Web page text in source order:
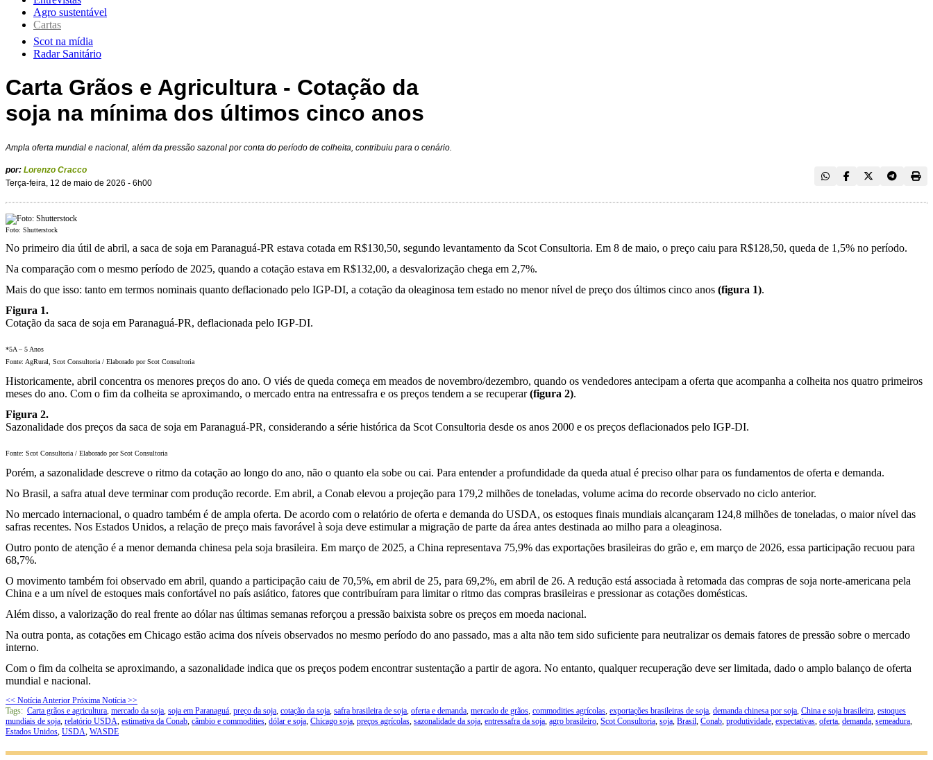
Agro sustentável
Cartas
Scot na mídia
Radar Sanitário
Carta Grãos e Agricultura - Cotação da
soja na mínima dos últimos cinco anos
Ampla oferta mundial e nacional, além da pressão sazonal por conta do período de colheita, contribuiu para o cenário.
por: Lorenzo Cracco
Terça-feira, 12 de maio de 2026 - 6h00
Foto: Shutterstock
No primeiro dia útil de abril, a saca de soja em Paranaguá-PR estava cotada em R$130,50, segundo levantamento da Scot Consultoria. Em 8 de maio, o preço caiu para R$128,50, queda de 1,5% no período.
Na comparação com o mesmo período de 2025, quando a cotação estava em R$132,00, a desvalorização chega em 2,7%.
Mais do que isso: tanto em termos nominais quanto deflacionado pelo IGP-DI, a cotação da oleaginosa tem estado no menor nível de preço dos últimos cinco anos (figura 1).
Figura 1.
Cotação da saca de soja em Paranaguá-PR, deflacionada pelo IGP-DI.
*5A – 5 Anos
Fonte: AgRural, Scot Consultoria / Elaborado por Scot Consultoria
Historicamente, abril concentra os menores preços do ano. O viés de queda começa em meados de novembro/dezembro, quando os vendedores antecipam a oferta que acompanha a colheita nos quatro primeiros
meses do ano. Com o fim da colheita se aproximando, o mercado entra na entressafra e os preços tendem a se recuperar(figura 2).
Figura 2.
Sazonalidade dos preços da saca de soja em Paranaguá-PR, considerando a série histórica da Scot Consultoria desde os anos 2000 e os preços deflacionados pelo IGP-DI.
Fonte: Scot Consultoria / Elaborado por Scot Consultoria
Porém, a sazonalidade descreve o ritmo da cotação ao longo do ano, não o quanto ela sobe ou cai. Para entender a profundidade da queda atual é preciso olhar para os fundamentos de oferta e demanda.
No Brasil, a safra atual deve terminar com produção recorde. Em abril, a Conab elevou a projeção para 179,2 milhões de toneladas, volume acima do recorde observado no ciclo anterior.
No mercado internacional, o quadro também é de ampla oferta. De acordo com o relatório de oferta e demanda do USDA, os estoques finais mundiais alcançaram 124,8 milhões de toneladas, o maior nível das
safras recentes. Nos Estados Unidos, a relação de preço mais favorável à soja deve estimular a migração de parte da área antes destinada ao milho para a oleaginosa.
Outro ponto de atenção é a menor demanda chinesa pela soja brasileira. Em março de 2025, a China representava 75,9% das exportações brasileiras do grão e, em março de 2026, essa participação recuou para
68,7%.
O movimento também foi observado em abril, quando a participação caiu de 70,5%, em abril de 25, para 69,2%, em abril de 26. A redução está associada à retomada das compras de soja norte-americana pela
China e a um nível de estoques mais confortável no país asiático, fatores que contribuíram para limitar o ritmo das compras brasileiras e pressionar as cotações domésticas.
Além disso, a valorização do real frente ao dólar nas últimas semanas reforçou a pressão baixista sobre os preços em moeda nacional.
Na outra ponta, as cotações em Chicago estão acima dos níveis observados no mesmo período do ano passado, mas a alta não tem sido suficiente para neutralizar os demais fatores de pressão sobre o mercado
interno.
Com o fim da colheita se aproximando, a sazonalidade indica que os preços podem encontrar sustentação a partir de agora. No entanto, qualquer recuperação deve ser limitada, dado o amplo balanço de oferta
mundial e nacional.
<< Notícia Anterior Próxima Notícia >>
Tags: Carta grãos e agricultura, mercado da soja, soja em Paranaguá, preço da soja, cotação da soja, safra brasileira de soja, oferta e demanda, mercado de grãos, commodities agrícolas, exportações brasileiras de soja, demanda chinesa por soja, China e soja brasileira, estoques
mundiais de soja, relatório USDA, estimativa da Conab, câmbio e commodities, dólar e soja, Chicago soja, preços agrícolas, sazonalidade da soja, entressafra da soja, agro brasileiro, Scot Consultoria, soja, Brasil, Conab, produtividade, expectativas, oferta, demanda, semeadura,
Estados Unidos, USDA, WASDE